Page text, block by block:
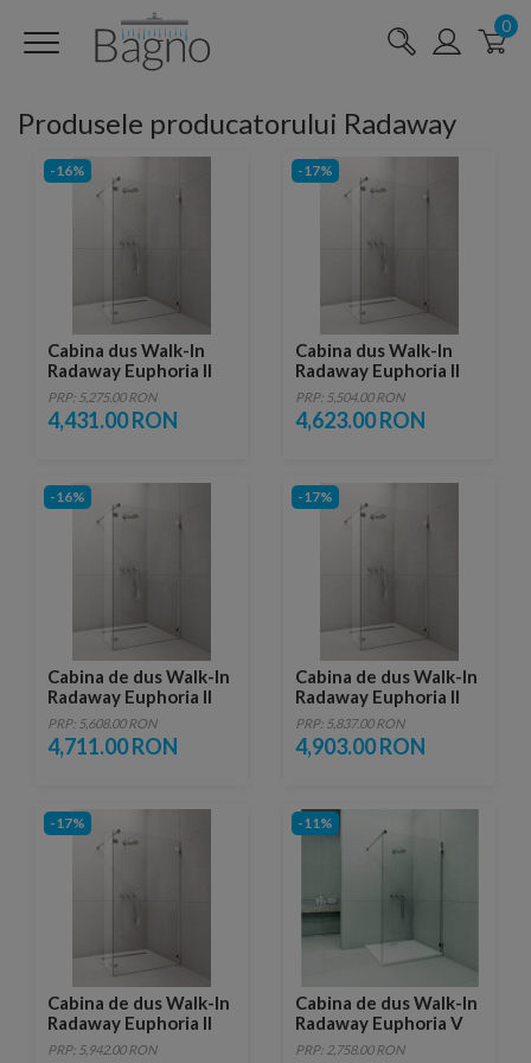
0
Produsele producatorului Radaway
-16%
Cabina dus Walk-In
Radaway Euphoria II
W3, 100xH200 cm
PRP: 5,275.00 RON
4,431.00 RON
-17%
Cabina dus Walk-In
Radaway Euphoria II
W3, 110xH200 cm
PRP: 5,504.00 RON
4,623.00 RON
-16%
Cabina de dus Walk-In
Radaway Euphoria II
120X200 cm
PRP: 5,608.00 RON
4,711.00 RON
-17%
Cabina de dus Walk-In
Radaway Euphoria II
130X200 cm
PRP: 5,837.00 RON
4,903.00 RON
-17%
Cabina de dus Walk-In
Radaway Euphoria II
140X200 cm
PRP: 5,942.00 RON
-11%
Cabina de dus Walk-In
Radaway Euphoria V
70X200 cm sticla
PRP: 2,758.00 RON